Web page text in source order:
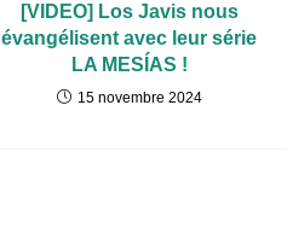
[VIDEO] Los Javis nous
évangélisent avec leur série
LA MESÍAS !
15 novembre 2024